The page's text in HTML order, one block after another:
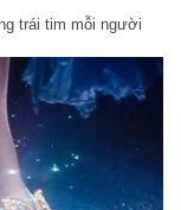
trái tim mỗi người